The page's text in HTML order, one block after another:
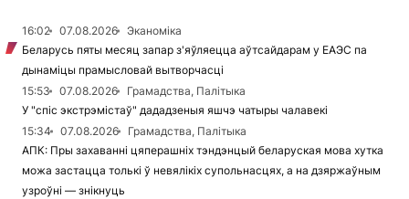
16:02 07.08.2026
Эканоміка
Беларусь пяты месяц запар з'яўляецца аўтсайдарам у ЕАЭС па
дынаміцы прамысловай вытворчасці
15:53
07.08.2026
Грамадства, Палітыка
У "спіс экстрэмістаў" дададзеныя яшчэ чатыры чалавекі
15:34
07.08.2026
Грамадства, Палітыка
АПК: Пры захаванні цяперашніх тэндэнцый беларуская мова хутка
можа застацца толькі ў невялікіх супольнасцях, а на дзяржаўным
узроўні — знікнуць